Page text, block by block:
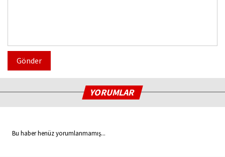
Gönder
YORUMLAR
Bu haber henüz yorumlanmamış...